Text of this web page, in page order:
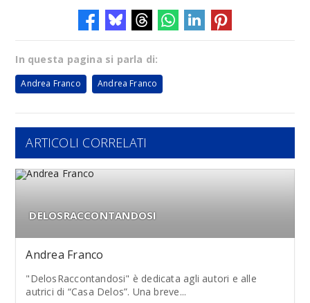
In questa pagina si parla di:
Andrea Franco Andrea Franco
ARTICOLI CORRELATI
DELOSRACCONTANDOSI
Andrea Franco
"DelosRaccontandosi" è dedicata agli autori e alle
autrici di “Casa Delos”. Una breve...